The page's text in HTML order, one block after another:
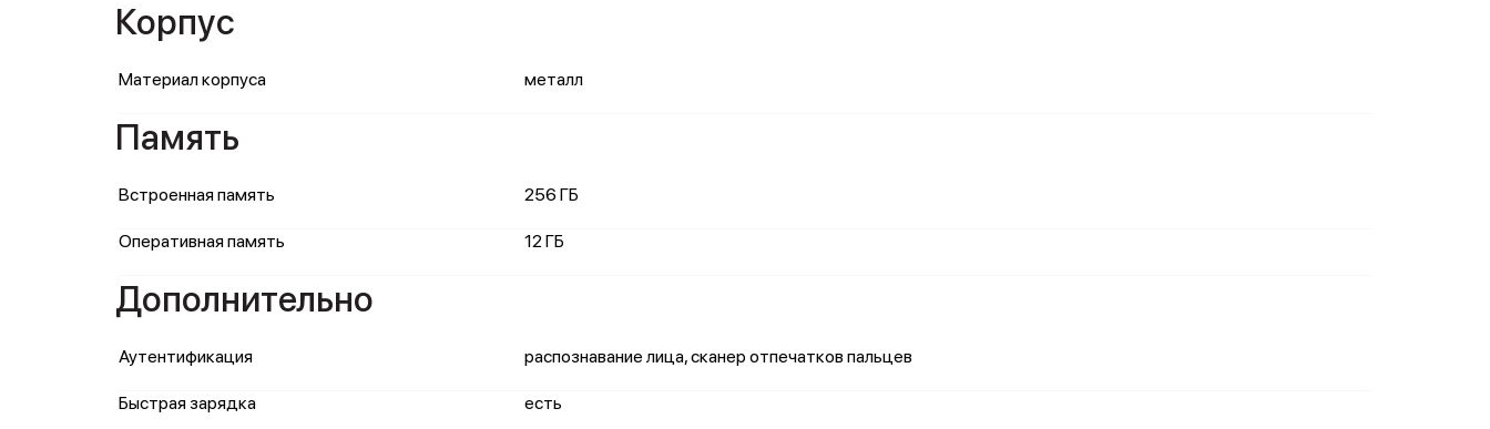
Корпус
Материал корпуса металл
Память
Встроенная память 256 ГБ
Оперативная память 12 ГБ
Дополнительно
Аутентификация распознавание лица, сканер отпечатков пальцев
Быстрая зарядка есть